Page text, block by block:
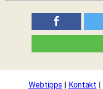
Webtipps | Kontakt |